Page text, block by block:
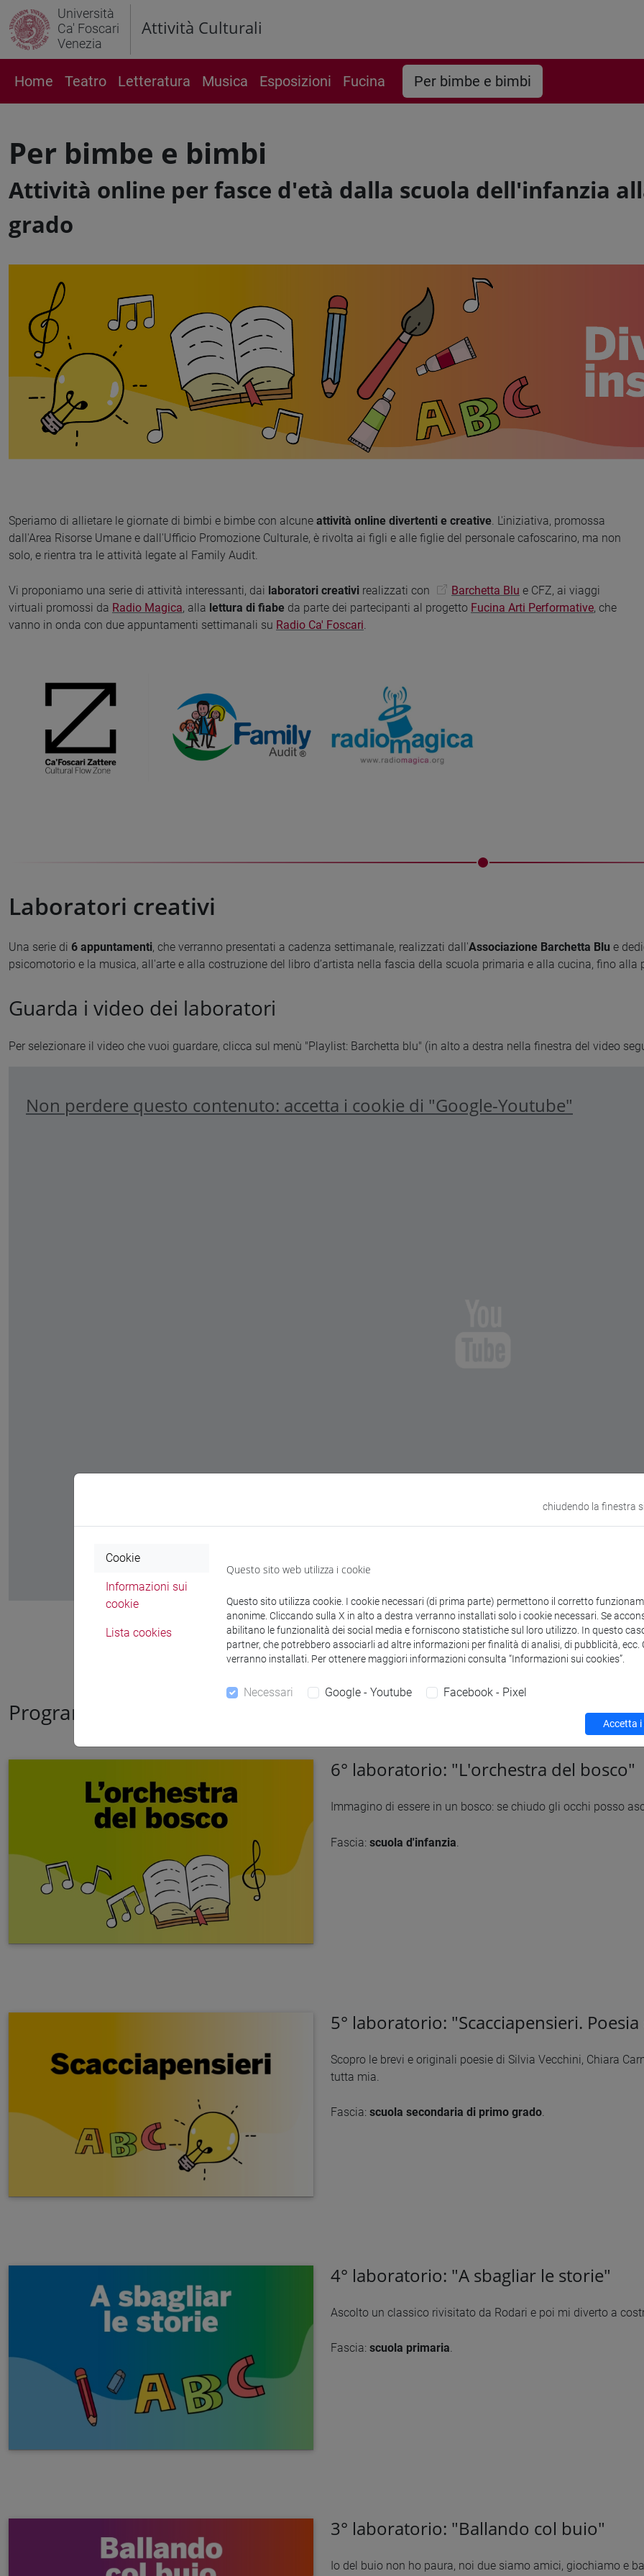
Università
Ca' Foscari
Venezia
Attività Culturali
Home Teatro Letteratura Musica Esposizioni Fucina Per bimbe e bimbi
Per bimbe e bimbi
Attività online per fasce d'età dalla scuola dell'infanzia
grado
Speriamo di allietare le giornate di bimbi e bimbe con alcune attività online divertenti e creative. L'iniziativa, promossa
dall'Area Risorse Umane e dall'Ufficio Promozione Culturale, è rivolta ai figli e alle figlie del personale cafoscarino, ma non
solo, e rientra tra le attività legate al Family Audit.
Vi proponiamo una serie di attività interessanti, dai laboratori creativi realizzati con Barchetta Blu e CFZ, ai viaggi
virtuali promossi da Radio Magica, alla lettura di fiabe da parte dei partecipanti al progetto Fucina Arti Performative, che
vanno in onda con due appuntamenti settimanali su Radio Ca' Foscari.
Laboratori creativi
Una serie di 6 appuntamenti, che verranno presentati a cadenza settimanale, realizzati dall'Associazione Barchetta Blu e
psicomotorio e la musica, all'arte e alla costruzione del libro d’artista nella fascia della scuola primaria e alla cucina, fino alla
Guarda i video dei laboratori
Per selezionare il video che vuoi guardare, clicca sul menù "Playlist: Barchetta blu" (in alto a destra nella finestra del video
Non perdere questo contenuto: accetta i cookie di "Google-Youtube"
Programma dei laboratori
6° laboratorio: "L'orchestra del bosco"
Immagino di essere in un bosco: se chiudo gli occhi posso
Fascia: scuola d'infanzia
5° laboratorio: "Scacciapensieri.
Scopro le brevi e originali poesie di Silvia Vecchini, Chiara
tutta mia.
Fascia: scuola secondaria di primo grado.
4° laboratorio: "A sbagliar le storie"
Ascolto un classico rivisitato da Rodari e poi mi diverto a
Fascia: scuola primaria.
3° laboratorio: "Ballando col buio"
Io del buio non ho paura, noi due siamo amici, giochiamo e
chiudendo la finestra
Cookie
Informazioni sui
cookie
Lista cookies
Questo sito web utilizza i cookie
Questo sito utilizza cookie. I cookie necessari (di prima parte) permettono il corretto
anonime. Cliccando sulla X in alto a destra verranno installati solo i cookie necessari. Se
abilitano le funzionalità dei social media e forniscono statistiche sul loro utilizzo. In questo
partner, che potrebbero associarli ad altre informazioni per finalità di analisi, di pubblicità, ecc.
verranno installati. Per ottenere maggiori informazioni consulta “Informazioni sui cookies”.
Necessari Google - Youtube Facebook - Pixel
Accetta i